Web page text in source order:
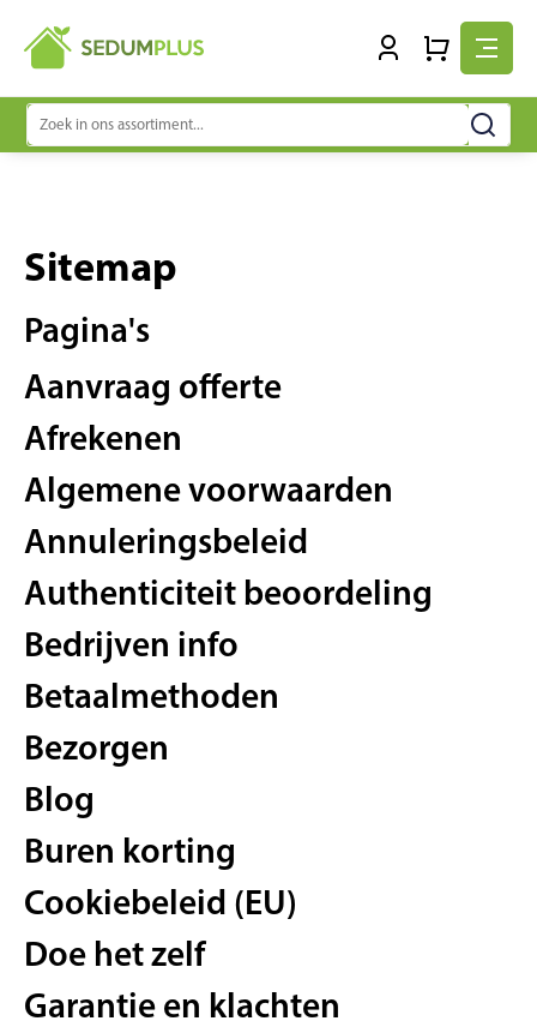
Zoeken
naar:
Sitemap
Pagina's
Aanvraag offerte
Afrekenen
Algemene voorwaarden
Annuleringsbeleid
Authenticiteit beoordeling
Bedrijven info
Betaalmethoden
Bezorgen
Blog
Buren korting
Cookiebeleid (EU)
Doe het zelf
Garantie en klachten